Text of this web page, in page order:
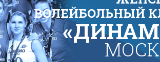
ВОЛЕЙБОЛЬНЫЙ